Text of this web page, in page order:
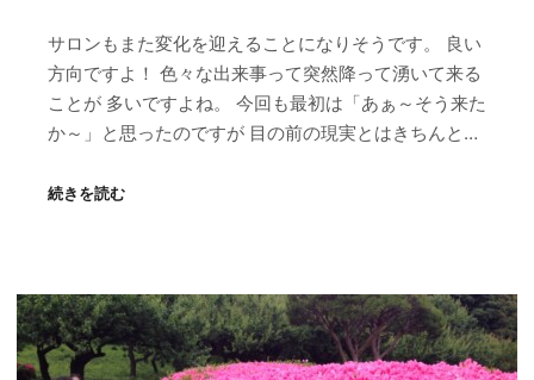
サロンもまた変化を迎えることになりそうです。 良い
方向ですよ！ 色々な出来事って突然降って湧いて来る
ことが 多いですよね。 今回も最初は「あぁ～そう来た
か～」と思ったのですが 目の前の現実とはきちんと…
続きを読む